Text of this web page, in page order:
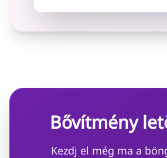
Bővítmény
Kezdj el még ma a